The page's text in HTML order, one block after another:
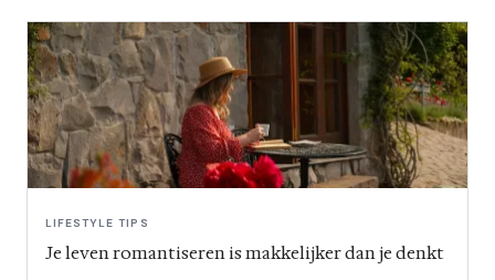
LIFESTYLE TIPS
Je leven romantiseren is makkelijker dan je denkt